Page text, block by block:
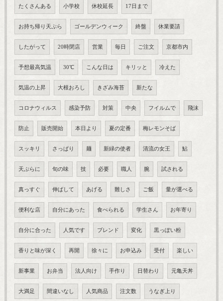
たくさんある 小学校 休校延長 17日まで
お持ち帰り天ぷら ゴールデンウィーク 終盤 休業要請
したがって 20時閉店 営業 毎日 ご注文 京都市内
予想最高気温 30℃ こんな日は キリッと 冷えた
気温の上昇 大根おろし きざみ海苔 新たな
コロナウィルス 感染予防 対策 中央 フイルムで 飛沫
防止 販売開始 本日より 夏の定番 梅レモンそば
スッキリ さっぱり 麺 新緑の使者 清流の女王 鮎
天ぷらに 旬の味 技 必要 職人 腕 試される
真っすぐ 伸ばして あげる 難しさ ご飯 量が選べる
便利な店 自分にあった 食べられる 学生さん お年寄り
自分に合った 人気です ブレンド 変化 黒っぽい粉
香りと味が深く 再開 徐々に お申込み 受付 楽しい
新事業 お弁当 法人向け 手作り 日替わり 元亀天丼
大満足 間違いなし 人気商品 注文数 うなぎ上り